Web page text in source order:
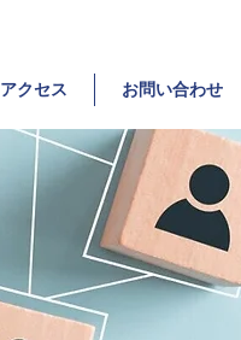
アクセス お問い合わせ